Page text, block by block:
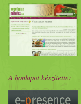
minden
A honlapot készítette: